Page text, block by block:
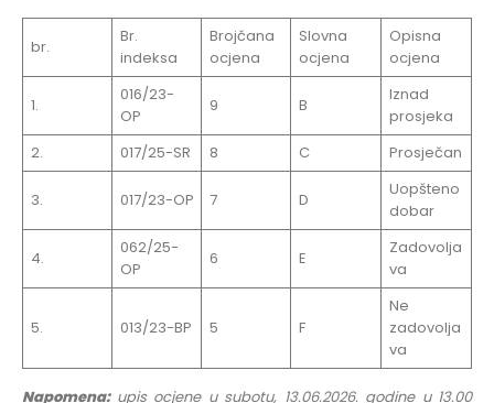
br.
Br.
indeksa
Brojčana
ocjena
Slovna
ocjena
Opisna
ocjena
1.
016/23-
OP
9 B
Iznad
prosjeka
2.
017/25-SR 8 C Prosječan
3. 017/23-OP 7 D
Uopšteno
dobar
4.
062/25-
OP
6 E
Zadovolja
va
5. 013/23-BP 5 F
Ne
zadovolja
va
Napomena: upis ocjene u subotu, 13.06.2026. godine u 13.00